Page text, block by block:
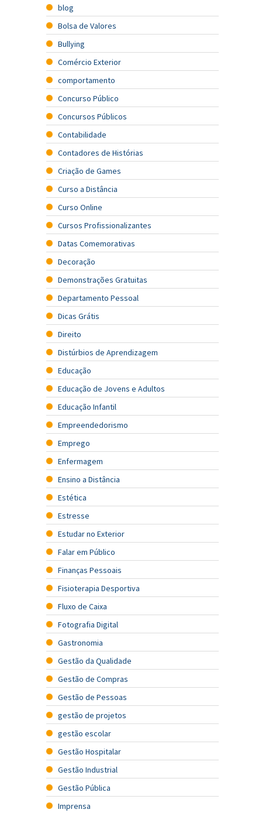
blog
Bolsa de Valores
Bullying
Comércio Exterior
comportamento
Concurso Público
Concursos Públicos
Contabilidade
Contadores de Histórias
Criação de Games
Curso a Distância
Curso Online
Cursos Profissionalizantes
Datas Comemorativas
Decoração
Demonstrações Gratuitas
Departamento Pessoal
Dicas Grátis
Direito
Distúrbios de Aprendizagem
Educação
Educação de Jovens e Adultos
Educação Infantil
Empreendedorismo
Emprego
Enfermagem
Ensino a Distância
Estética
Estresse
Estudar no Exterior
Falar em Público
Finanças Pessoais
Fisioterapia Desportiva
Fluxo de Caixa
Fotografia Digital
Gastronomia
Gestão da Qualidade
Gestão de Compras
Gestão de Pessoas
gestão de projetos
gestão escolar
Gestão Hospitalar
Gestão Industrial
Gestão Pública
Imprensa